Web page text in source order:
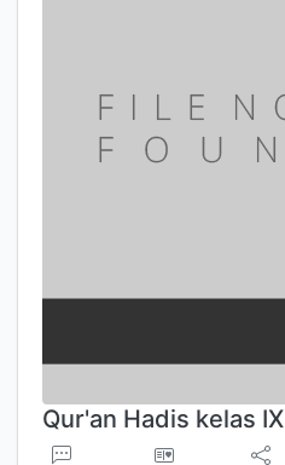
Qur'an Hadis kelas IX